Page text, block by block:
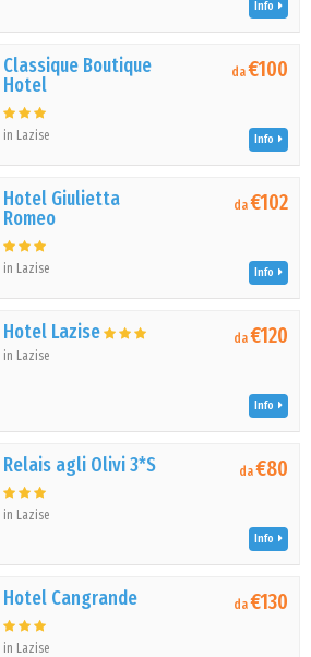
Info
Classique Boutique
Hotel
in Lazise
da€100
Info
Hotel Giulietta
Romeo
in Lazise
da€102
Info
Hotel Lazise
in Lazise
da€120
Info
Relais agli Olivi 3*S
in Lazise
da€80
Info
Hotel Cangrande
in Lazise
da€130